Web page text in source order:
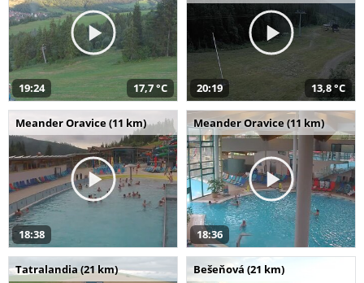
19:24 17,7 °C 20:19 13,8 °C
Meander Oravice (11 km)
18:38
Meander Oravice (11 km)
18:36
Tatralandia (21 km) Bešeňová (21 km)